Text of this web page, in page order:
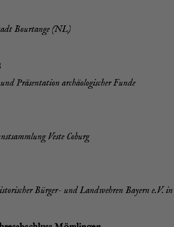
Bour­tan­ge (NL)
Prä­sen­ta­ti­on archäo­lo­gi­scher Funde
Ves­te Coburg
Bür­ger- und Land­weh­ren Bay­ern e.V.